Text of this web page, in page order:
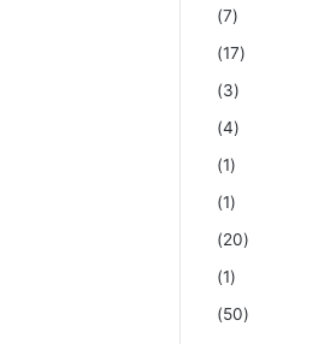
(7)
(17)
(3)
(4)
(1)
(1)
(20)
(1)
(50)